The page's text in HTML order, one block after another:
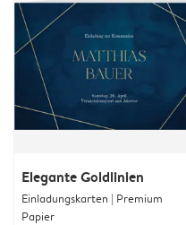
Elegante Goldlinien
Einladungskarten | Premium
Papier